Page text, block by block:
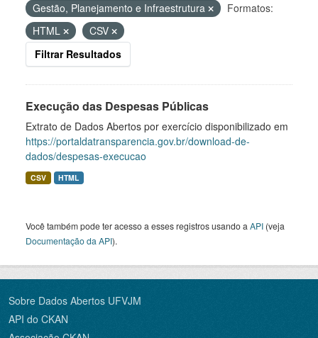
Gestão, Planejamento e Infraestrutura
Formatos:
HTML
CSV
Filtrar Resultados
Execução das Despesas Públicas
Extrato de Dados Abertos por exercício disponibilizado em
https://portaldatransparencia.gov.br/download-de-
dados/despesas-execucao
CSV HTML
Você também pode ter acesso a esses registros usando a API (veja
Documentação da API).
Sobre Dados Abertos UFVJM
API do CKAN